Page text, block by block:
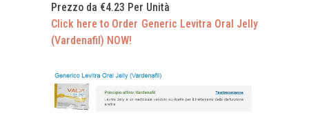
Prezzo da €4.23 Per Unità
Click here to Order Generic Levitra Oral Jelly
(Vardenafil) NOW!